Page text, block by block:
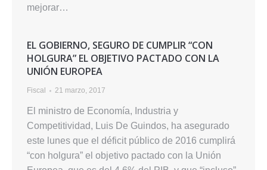
mejorar…
EL GOBIERNO, SEGURO DE CUMPLIR “CON
HOLGURA” EL OBJETIVO PACTADO CON LA
UNIÓN EUROPEA
Fiscal 21 marzo, 2017
El ministro de Economía, Industria y
Competitividad, Luis De Guindos, ha asegurado
este lunes que el déficit público de 2016 cumplirá
“con holgura” el objetivo pactado con la Unión